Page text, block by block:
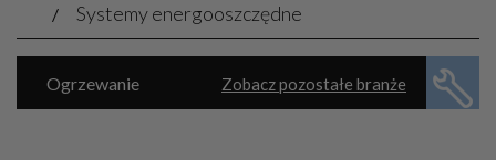
Systemy energooszczędne
Zobacz pozostałe branże
Ogrzewanie